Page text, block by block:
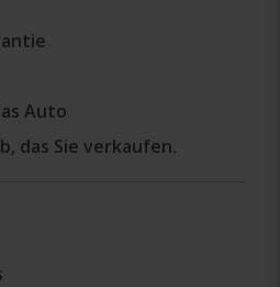
Auto
das Sie verkaufen.